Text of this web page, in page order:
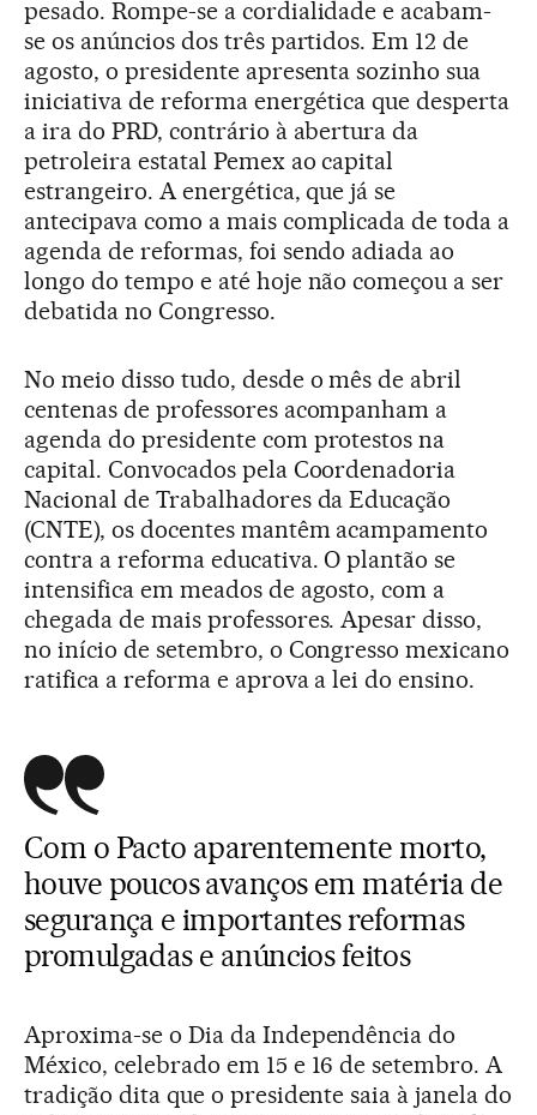
pesado. Rompe-se a cordialidade e acabam-
se os anúncios dos três partidos. Em 12 de
agosto, o presidente apresenta sozinho sua
iniciativa de reforma energética que desperta
a ira do PRD, contrário à abertura da
petroleira estatal Pemex ao capital
estrangeiro. A energética, que já se
antecipava como a mais complicada de toda a
agenda de reformas, foi sendo adiada ao
longo do tempo e até hoje não começou a ser
debatida no Congresso.
No meio disso tudo, desde o mês de abril
centenas de professores acompanham a
agenda do presidente com protestos na
capital. Convocados pela Coordenadoria
Nacional de Trabalhadores da Educação
(CNTE), os docentes mantêm acampamento
contra a reforma educativa. O plantão se
intensifica em meados de agosto, com a
chegada de mais professores. Apesar disso,
no início de setembro, o Congresso mexicano
ratifica a reforma e aprova a lei do ensino.
Com o Pacto aparentemente morto,
houve poucos avanços em matéria de
segurança e importantes reformas
promulgadas e anúncios feitos
Aproxima-se o Dia da Independência do
México, celebrado em 15 e 16 de setembro. A
tradição dita que o presidente saia à janela do